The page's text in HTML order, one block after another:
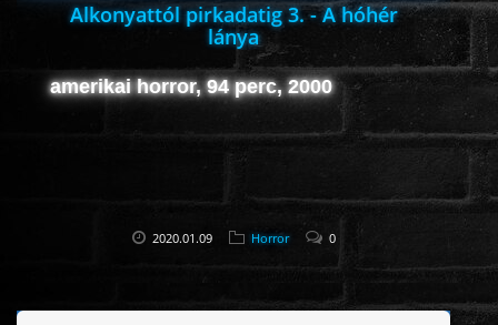
Alkonyattól pirkadatig 3. - A hóhér
lánya
amerikai horror, 94 perc, 2000
2020.01.09 Horror 0